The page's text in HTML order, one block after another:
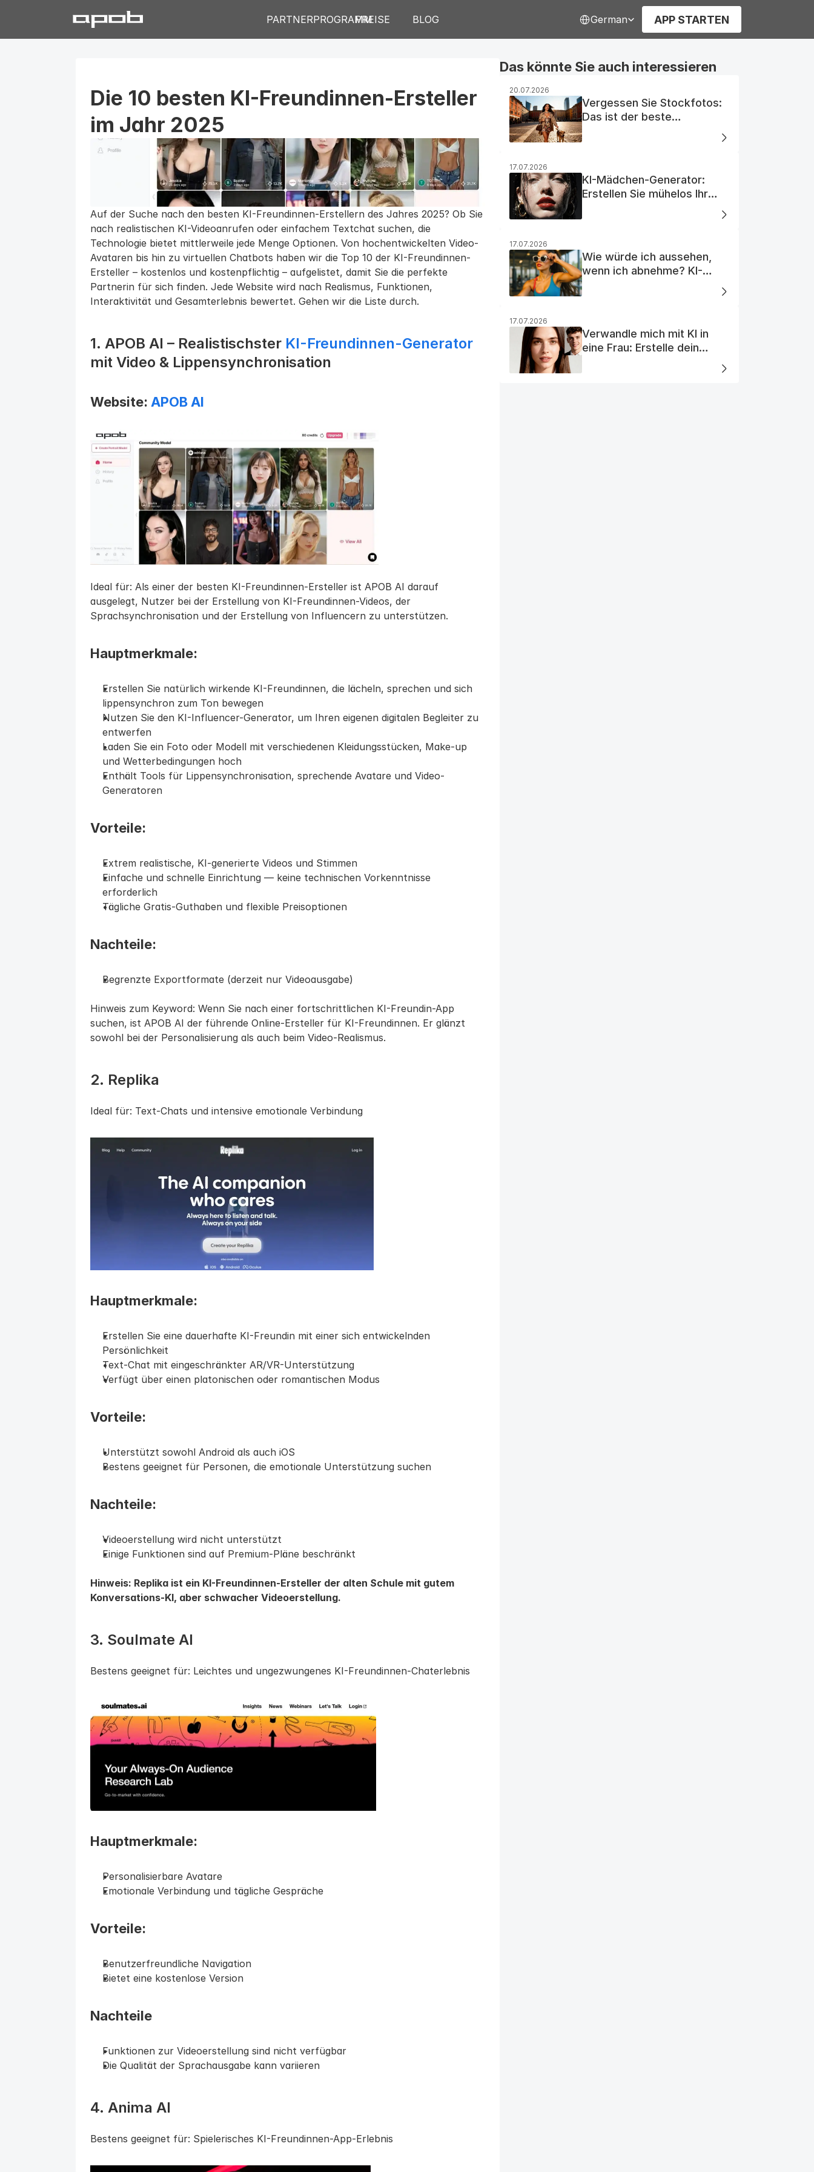
PARTNERPROGRAMMPREISE BLOG German APP STARTEN
Die 10 besten KI-Freundinnen-Ersteller
im Jahr 2025
Auf der Suche nach den besten KI-Freundinnen-Erstellern des Jahres 2025? Ob Sie
nach realistischen KI-Videoanrufen oder einfachem Textchat suchen, die
Technologie bietet mittlerweile jede Menge Optionen. Von hochentwickelten Video-
Avataren bis hin zu virtuellen Chatbots haben wir die Top 10 der KI-Freundinnen-
Ersteller – kostenlos und kostenpflichtig – aufgelistet, damit Sie die perfekte
Partnerin für sich finden. Jede Website wird nach Realismus, Funktionen,
Interaktivität und Gesamterlebnis bewertet. Gehen wir die Liste durch.
1. APOB AI – Realistischster KI-Freundinnen-Generator
mit Video & Lippensynchronisation
Website: APOB AI
Ideal für: Als einer der besten KI-Freundinnen-Ersteller ist APOB AI darauf
ausgelegt, Nutzer bei der Erstellung von KI-Freundinnen-Videos, der
Sprachsynchronisation und der Erstellung von Influencern zu unterstützen.
Hauptmerkmale:
Erstellen Sie natürlich wirkende KI-Freundinnen, die lächeln, sprechen und sich
lippensynchron zum Ton bewegen
Nutzen Sie den KI-Influencer-Generator, um Ihren eigenen digitalen Begleiter zu
entwerfen
Laden Sie ein Foto oder Modell mit verschiedenen Kleidungsstücken, Make-up
und Wetterbedingungen hoch
Enthält Tools für Lippensynchronisation, sprechende Avatare und Video-
Generatoren
Vorteile:
Extrem realistische, KI-generierte Videos und Stimmen
Einfache und schnelle Einrichtung — keine technischen Vorkenntnisse
erforderlich
Tägliche Gratis-Guthaben und flexible Preisoptionen
Nachteile:
Begrenzte Exportformate (derzeit nur Videoausgabe)
Hinweis zum Keyword: Wenn Sie nach einer fortschrittlichen KI-Freundin-App
suchen, ist APOB AI der führende Online-Ersteller für KI-Freundinnen. Er glänzt
sowohl bei der Personalisierung als auch beim Video-Realismus.
2. Replika
Ideal für: Text-Chats und intensive emotionale Verbindung
Hauptmerkmale:
Erstellen Sie eine dauerhafte KI-Freundin mit einer sich entwickelnden
Persönlichkeit
Text-Chat mit eingeschränkter AR/VR-Unterstützung
Verfügt über einen platonischen oder romantischen Modus
Vorteile:
Unterstützt sowohl Android als auch iOS
Bestens geeignet für Personen, die emotionale Unterstützung suchen
Nachteile:
Videoerstellung wird nicht unterstützt
Einige Funktionen sind auf Premium-Pläne beschränkt
Hinweis: Replika ist ein KI-Freundinnen-Ersteller der alten Schule mit gutem
Konversations-KI, aber schwacher Videoerstellung.
3. Soulmate AI
Bestens geeignet für: Leichtes und ungezwungenes KI-Freundinnen-Chaterlebnis
Hauptmerkmale:
Personalisierbare Avatare
Emotionale Verbindung und tägliche Gespräche
Vorteile:
Benutzerfreundliche Navigation
Bietet eine kostenlose Version
Nachteile
Funktionen zur Videoerstellung sind nicht verfügbar
Die Qualität der Sprachausgabe kann variieren
4. Anima AI
Bestens geeignet für: Spielerisches KI-Freundinnen-App-Erlebnis
Das könnte Sie auch interessieren
20.07.2026
Vergessen Sie Stockfotos:
Das ist der beste
kostenlose KI-Foto-
Generator
17.07.2026
KI-Mädchen-Generator:
Erstellen Sie mühelos Ihr
17.07.2026
Wie würde ich aussehen,
wenn ich abnehme? KI-
Visualisierung
17.07.2026
Verwandle mich mit KI in
eine Frau: Erstelle dein
perfektes KI-Frauenporträt